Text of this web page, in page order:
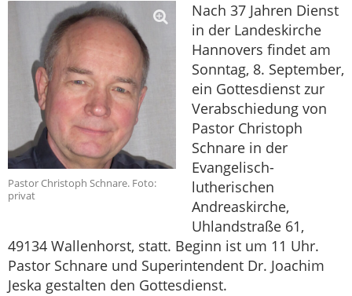
Pastor Christoph Schnare. Foto:
privat
Nach 37 Jahren Dienst
in der Landeskirche
Hannovers findet am
Sonntag, 8. September,
ein Gottesdienst zur
Verabschiedung von
Pastor Christoph
Schnare in der
Evangelisch-
lutherischen
Andreaskirche,
Uhlandstraße 61,
49134 Wallenhorst, statt. Beginn ist um 11 Uhr.
Pastor Schnare und Superintendent Dr. Joachim
Jeska gestalten den Gottesdienst.